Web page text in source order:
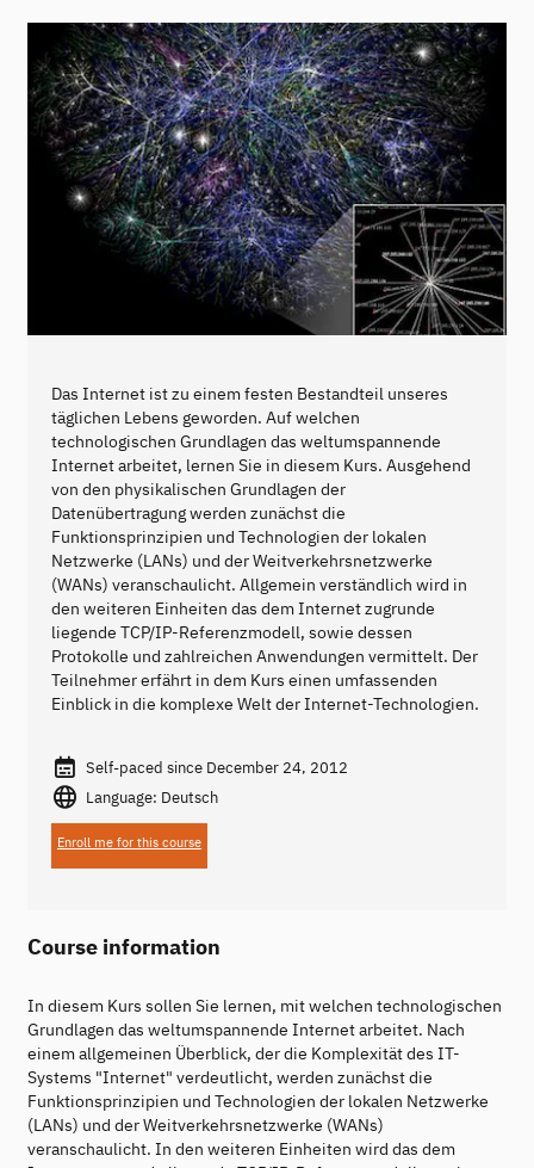
Das Internet ist zu einem festen Bestandteil unseres
täglichen Lebens geworden. Auf welchen
technologischen Grundlagen das weltumspannende
Internet arbeitet, lernen Sie in diesem Kurs. Ausgehend
von den physikalischen Grundlagen der
Datenübertragung werden zunächst die
Funktionsprinzipien und Technologien der lokalen
Netzwerke (LANs) und der Weitverkehrsnetzwerke
(WANs) veranschaulicht. Allgemein verständlich wird in
den weiteren Einheiten das dem Internet zugrunde
liegende TCP/IP-Referenzmodell, sowie dessen
Protokolle und zahlreichen Anwendungen vermittelt. Der
Teilnehmer erfährt in dem Kurs einen umfassenden
Einblick in die komplexe Welt der Internet-Technologien.
Self-paced since December 24, 2012
Language: Deutsch
Enroll me for this course
Course information
In diesem Kurs sollen Sie lernen, mit welchen technologischen
Grundlagen das weltumspannende Internet arbeitet. Nach
einem allgemeinen Überblick, der die Komplexität des IT-
Systems "Internet" verdeutlicht, werden zunächst die
Funktionsprinzipien und Technologien der lokalen Netzwerke
(LANs) und der Weitverkehrsnetzwerke (WANs)
veranschaulicht. In den weiteren Einheiten wird das dem